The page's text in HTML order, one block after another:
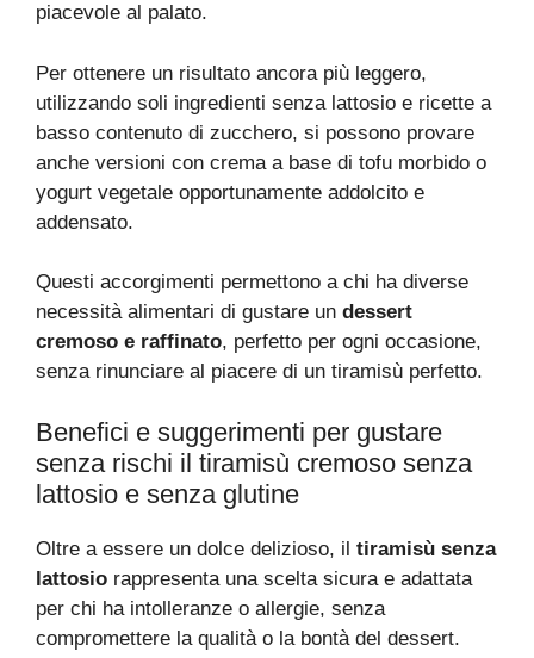
piacevole al palato.
Per ottenere un risultato ancora più leggero,
utilizzando soli ingredienti senza lattosio e ricette a
basso contenuto di zucchero, si possono provare
anche versioni con crema a base di tofu morbido o
yogurt vegetale opportunamente addolcito e
addensato.
Questi accorgimenti permettono a chi ha diverse
necessità alimentari di gustare un dessert
cremoso e raffinato, perfetto per ogni occasione,
senza rinunciare al piacere di un tiramisù perfetto.
Benefici e suggerimenti per gustare
senza rischi il tiramisù cremoso senza
lattosio e senza glutine
Oltre a essere un dolce delizioso, il tiramisù senza
lattosio rappresenta una scelta sicura e adattata
per chi ha intolleranze o allergie, senza
compromettere la qualità o la bontà del dessert.